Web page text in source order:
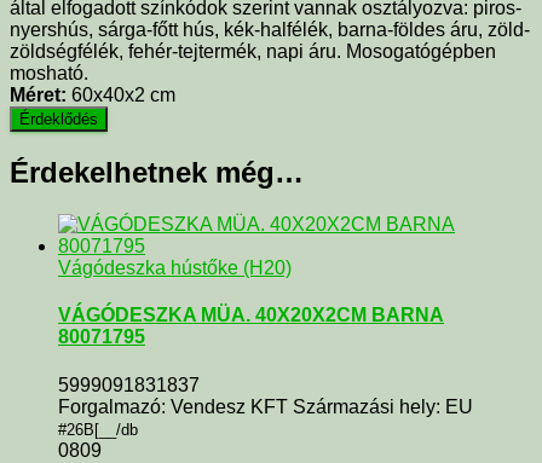
által elfogadott színkódok szerint vannak osztályozva: piros-
nyershús, sárga-főtt hús, kék-halfélék, barna-földes áru, zöld-
zöldségfélék, fehér-tejtermék, napi áru. Mosogatógépben
mosható.
Méret: 60x40x2 cm
Érdekelhetnek még…
Vágódeszka hústőke (H20)
VÁGÓDESZKA MÜA. 40X20X2CM BARNA
80071795
5999091831837
Forgalmazó: Vendesz KFT Származási hely: EU
#26B[__/db
0809